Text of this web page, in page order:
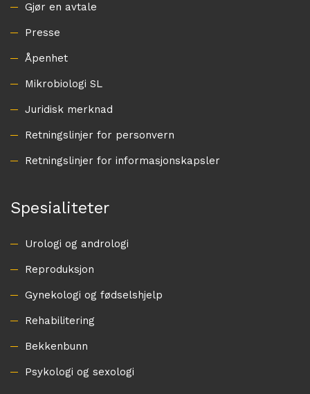
Gjør en avtale
Presse
Åpenhet
Mikrobiologi SL
Juridisk merknad
Retningslinjer for personvern
Retningslinjer for informasjonskapsler
Spesialiteter
Urologi og andrologi
Reproduksjon
Gynekologi og fødselshjelp
Rehabilitering
Bekkenbunn
Psykologi og sexologi